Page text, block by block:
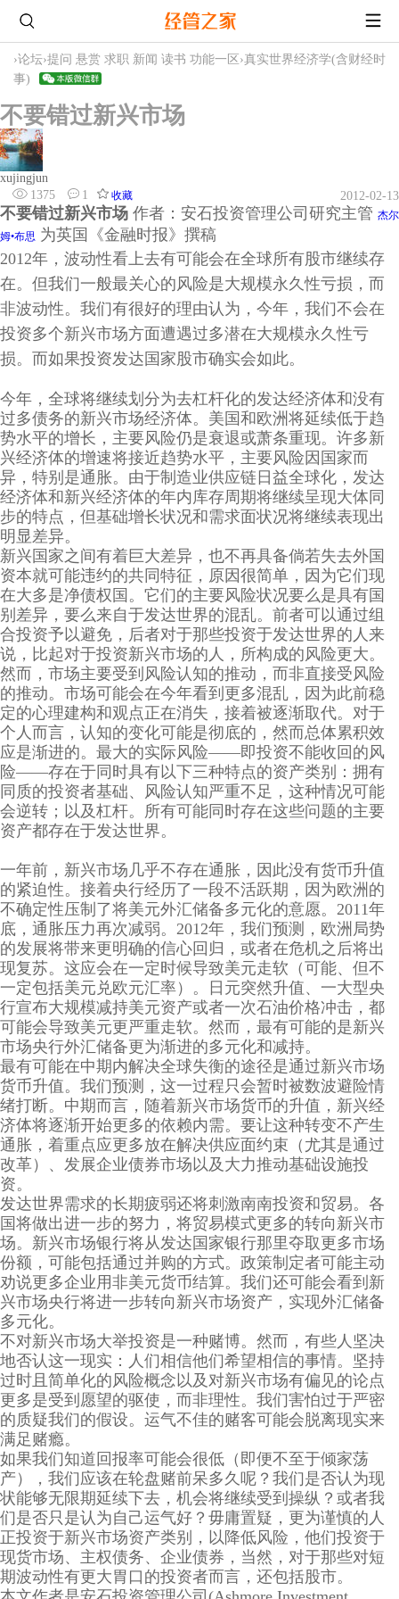
›论坛›提问 悬赏 求职 新闻 读书 功能一区 ›真实世界经济学(含财经时
事)
不要错过新兴市场
xujingjun
1375
1 收藏 2012-02-13
不要错过新兴市场 作者：安石投资管理公司研究主管 杰尔
姆•布思 为英国《金融时报》撰稿
2012年，波动性看上去有可能会在全球所有股市继续存
在。但我们一般最关心的风险是大规模永久性亏损，而
非波动性。我们有很好的理由认为，今年，我们不会在
投资多个新兴市场方面遭遇过多潜在大规模永久性亏
损。而如果投资发达国家股市确实会如此。
今年，全球将继续划分为去杠杆化的发达经济体和没有
过多债务的新兴市场经济体。美国和欧洲将延续低于趋
势水平的增长，主要风险仍是衰退或萧条重现。许多新
兴经济体的增速将接近趋势水平，主要风险因国家而
异，特别是通胀。由于制造业供应链日益全球化，发达
经济体和新兴经济体的年内库存周期将继续呈现大体同
步的特点，但基础增长状况和需求面状况将继续表现出
明显差异。
新兴国家之间有着巨大差异，也不再具备倘若失去外国
资本就可能违约的共同特征，原因很简单，因为它们现
在大多是净债权国。它们的主要风险状况要么是具有国
别差异，要么来自于发达世界的混乱。前者可以通过组
合投资予以避免，后者对于那些投资于发达世界的人来
说，比起对于投资新兴市场的人，所构成的风险更大。
然而，市场主要受到风险认知的推动，而非直接受风险
的推动。市场可能会在今年看到更多混乱，因为此前稳
定的心理建构和观点正在消失，接着被逐渐取代。对于
个人而言，认知的变化可能是彻底的，然而总体累积效
应是渐进的。最大的实际风险——即投资不能收回的风
险——存在于同时具有以下三种特点的资产类别：拥有
同质的投资者基础、风险认知严重不足，这种情况可能
会逆转；以及杠杆。所有可能同时存在这些问题的主要
资产都存在于发达世界。
一年前，新兴市场几乎不存在通胀，因此没有货币升值
的紧迫性。接着央行经历了一段不活跃期，因为欧洲的
不确定性压制了将美元外汇储备多元化的意愿。2011年
底，通胀压力再次减弱。2012年，我们预测，欧洲局势
的发展将带来更明确的信心回归，或者在危机之后将出
现复苏。这应会在一定时候导致美元走软（可能、但不
一定包括美元兑欧元汇率）。日元突然升值、一大型央
行宣布大规模减持美元资产或者一次石油价格冲击，都
可能会导致美元更严重走软。然而，最有可能的是新兴
市场央行外汇储备更为渐进的多元化和减持。
最有可能在中期内解决全球失衡的途径是通过新兴市场
货币升值。我们预测，这一过程只会暂时被数波避险情
绪打断。中期而言，随着新兴市场货币的升值，新兴经
济体将逐渐开始更多的依赖内需。要让这种转变不产生
通胀，着重点应更多放在解决供应面约束（尤其是通过
改革）、发展企业债券市场以及大力推动基础设施投
资。
发达世界需求的长期疲弱还将刺激南南投资和贸易。各
国将做出进一步的努力，将贸易模式更多的转向新兴市
场。新兴市场银行将从发达国家银行那里夺取更多市场
份额，可能包括通过并购的方式。政策制定者可能主动
劝说更多企业用非美元货币结算。我们还可能会看到新
兴市场央行将进一步转向新兴市场资产，实现外汇储备
多元化。
不对新兴市场大举投资是一种赌博。然而，有些人坚决
地否认这一现实：人们相信他们希望相信的事情。坚持
过时且简单化的风险概念以及对新兴市场有偏见的论点
更多是受到愿望的驱使，而非理性。我们害怕过于严密
的质疑我们的假设。运气不佳的赌客可能会脱离现实来
满足赌瘾。
如果我们知道回报率可能会很低（即便不至于倾家荡
产），我们应该在轮盘赌前呆多久呢？我们是否认为现
状能够无限期延续下去，机会将继续受到操纵？或者我
们是否只是认为自己运气好？毋庸置疑，更为谨慎的人
正投资于新兴市场资产类别，以降低风险，他们投资于
现货市场、主权债务、企业债券，当然，对于那些对短
期波动性有更大胃口的投资者而言，还包括股市。